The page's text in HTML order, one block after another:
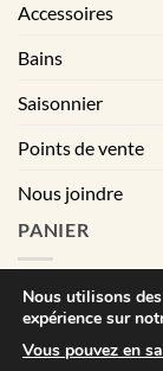
Accessoires
Bains
Saisonnier
Points de vente
Nous joindre
PANIER
Conditions
Nous utilisons
expérience sur
Vous pouvez en